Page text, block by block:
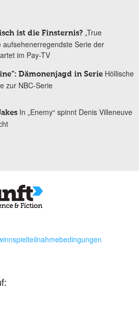
ist die Finsternis? „True
aufsehenerregendste Serie der
im Pay-TV
Dämonenjagd in Serie Höllische
zur NBC-Serie
In „Enemy“ spinnt Denis Villeneuve